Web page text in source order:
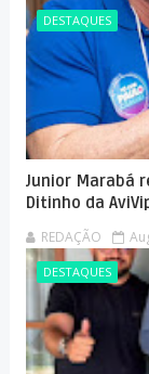
DESTAQUES
Junior Marabá
Ditinho da
REDAÇÃO
DESTAQUES